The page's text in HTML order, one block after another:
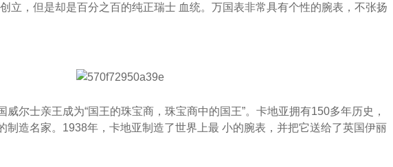
立，但是却是百分之百的纯正瑞士 血统。万国表非常具有个性的腕表，不张扬
威尔士亲王成为“国王的珠宝商，珠宝商中的国王”。卡地亚拥有150多年历史，
制造名家。1938年，卡地亚制造了世界上最 小的腕表，并把它送给了英国伊丽